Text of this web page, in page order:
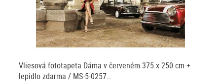
Vliesová fototapeta Dáma v červeném 375 x 250 cm +
lepidlo zdarma / MS-5-0257…